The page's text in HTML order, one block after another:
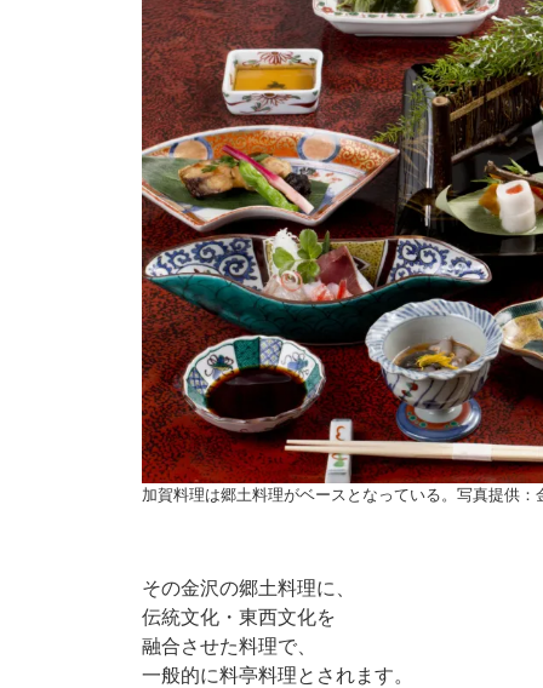
加賀料理は郷土料理がベースとなっている。写真提供：
その金沢の郷土料理に、
伝統文化・ 東西文化を
融合させた料理で、
一般的に料亭料理とされます。